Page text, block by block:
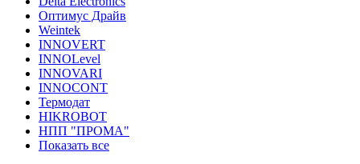
Оптимус Драйв
Weintek
INNOVERT
INNOLevel
INNOVARI
INNOCONT
Термодат
HIKROBOT
НПП "ПРОМА"
Показать все